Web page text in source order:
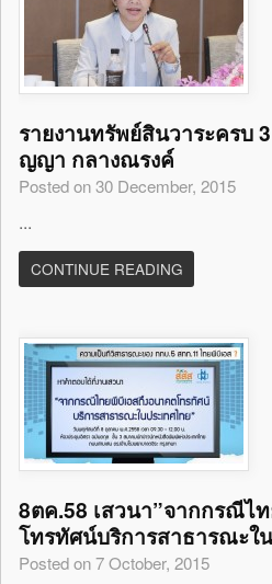
รายงานทรัพย์สินวาระครบ
ญญา กลางณรงค์
Posted on 30 December, 2015
...
CONTINUE READING
8ตค.58 เสวนา”จากกรณีไ
โทรทัศน์บริการสาธารณะใ
Posted on 7 October, 2015